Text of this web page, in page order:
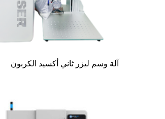
آلة وسم ليزر ثاني أكسيد الكربون